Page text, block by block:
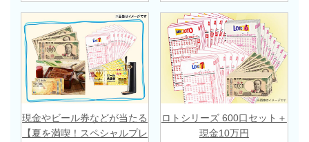
現金やビール券などが当たる
【夏を満喫！スペシャルプレ
ロトシリーズ 600口セット＋
現金10万円